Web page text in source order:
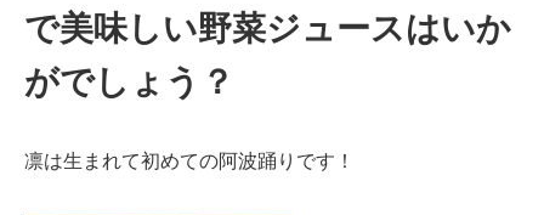
で美味しい野菜ジュースはいか
がでしょう？
凛は生まれて初めての阿波踊りです！